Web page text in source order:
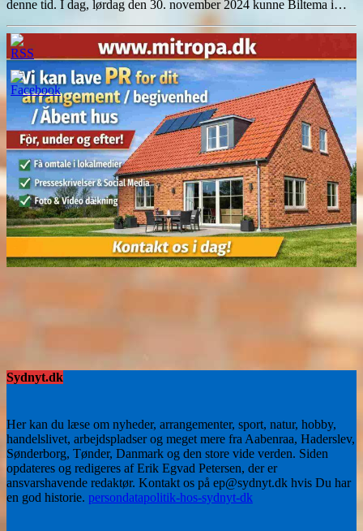
denne tid. I dag, lørdag den 30. november 2024 kunne Biltema i…
Sydnyt.dk
Her kan du læse om nyheder, arrangementer, sport, natur, hobby,
handelslivet, arbejdspladser og meget mere fra Aabenraa, Haderslev,
Sønderborg, Tønder, Danmark og den store vide verden. Siden
opdateres og redigeres af Erik Egvad Petersen, der er
ansvarshavende redaktør. Kontakt os på ep@sydnyt.dk hvis Du har
en god historie. persondatapolitik-hos-sydnyt-dk